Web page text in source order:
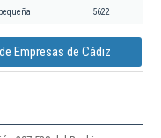
pequeña 5622
Empresas de Cádiz